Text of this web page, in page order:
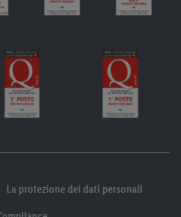
La protezione dei dati personali